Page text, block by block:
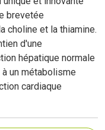
brevetée
choline et la thiamine.
d'une
hépatique normale
un métabolisme
cardiaque